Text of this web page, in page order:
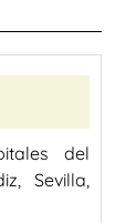
del
Sevilla,